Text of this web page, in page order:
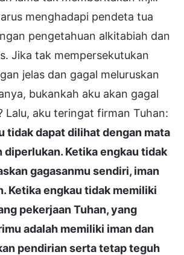
menghadapi pendeta tua
pengetahuan alkitabiah dan
Jika tak mempersekutukan
jelas dan gagal meluruskan
bukankah aku akan gagal
Lalu, aku teringat firman Tuhan:
tidak dapat dilihat dengan mata
diperlukan. Ketika engkau tidak
gagasanmu sendiri, iman
Ketika engkau tidak memiliki
pekerjaan Tuhan, yang
adalah memiliki iman dan
pendirian serta tetap teguh